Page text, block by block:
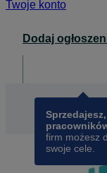
Twoje konto
Dodaj
firm możesz
swoje cele.